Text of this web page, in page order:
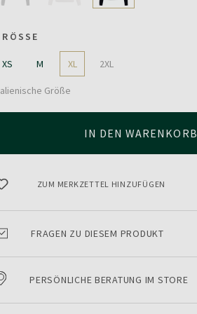
XS M XL 2XL
Größe
IN DEN WARENKORB
ZUM MERKZETTEL HINZUFÜGEN
FRAGEN ZU DIESEM PRODUKT
PERSÖNLICHE BERATUNG IM STORE